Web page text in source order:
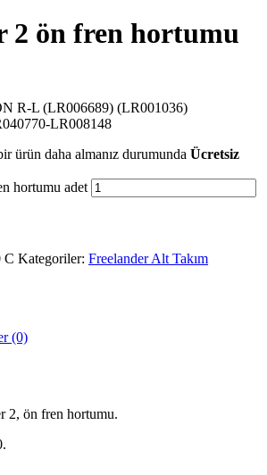
2 ön fren hortumu
R-L (LR006689) (LR001036)
LR008148
ürün daha almanız durumunda Ücretsiz
hortumu adet
C Kategoriler: Freelander Alt Takım
(0)
2, ön fren hortumu.